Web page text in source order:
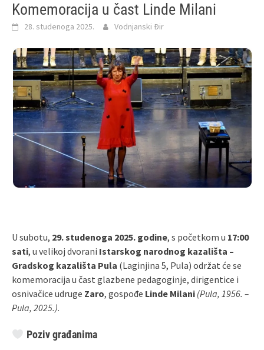
Komemoracija u čast Linde Milani
28. studenoga 2025. Vodnjanski Đir
U subotu, 29. studenoga 2025. godine, s početkom u 17:00
sati, u velikoj dvorani Istarskog narodnog kazališta –
Gradskog kazališta Pula (Laginjina 5, Pula) održat će se
komemoracija u čast glazbene pedagoginje, dirigentice i
osnivačice udruge Zaro, gospođe Linde Milani (Pula, 1956. –
Pula, 2025.).
Poziv građanima